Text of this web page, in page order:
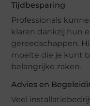
Tijdbesparing
Professionals
klaren dankzij hun
gereedschappen.
moeite die je kunt
belangrijke zaken.
Advies en
Veel